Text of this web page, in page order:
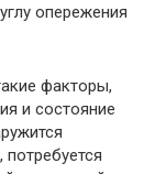
опережения
факторы,
и состояние